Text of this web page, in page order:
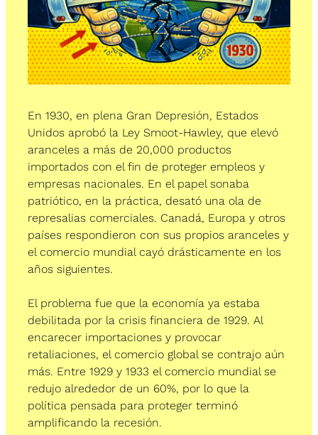
En 1930, en plena Gran Depresión, Estados
Unidos aprobó la Ley Smoot-Hawley, que elevó
aranceles a más de 20,000 productos
importados con el fin de proteger empleos y
empresas nacionales. En el papel sonaba
patriótico, en la práctica, desató una ola de
represalias comerciales. Canadá, Europa y otros
países respondieron con sus propios aranceles y
el comercio mundial cayó drásticamente en los
años siguientes.
El problema fue que la economía ya estaba
debilitada por la crisis financiera de 1929. Al
encarecer importaciones y provocar
retaliaciones, el comercio global se contrajo aún
más. Entre 1929 y 1933 el comercio mundial se
redujo alrededor de un 60%, por lo que la
política pensada para proteger terminó
amplificando la recesión.